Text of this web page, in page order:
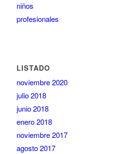
niños
profesionales
LISTADO
noviembre 2020
julio 2018
junio 2018
enero 2018
noviembre 2017
agosto 2017